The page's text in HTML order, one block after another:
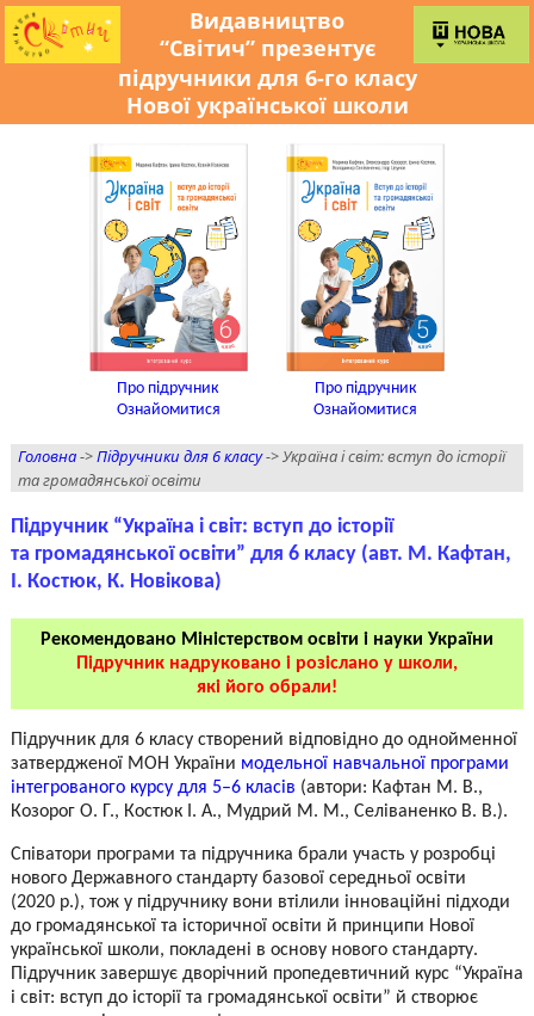
Видавництво
“Світич” презентує
підручники для 6-гокласу
Нової української школи
Про підручник
Ознайомитися
Про підручник
Ознайомитися
Головна->Підручники для 6 класу-> Україна і світ: вступ до історії
та громадянської освіти
Підручник “Україна і світ: вступ до історії
та громадянської освіти” для 6 класу (авт. М. Кафтан,
І. Костюк, К. Новікова)
Рекомендовано Міністерством освіти і науки України
Підручник надруковано і розіслано у школи,
які його обрали!
Підручник для 6 класу створений відповідно до однойменної
затвердженої МОН України модельної навчальної програми
інтегрованого курсу для 5–6 класів (автори: Кафтан М. В.,
Козорог О. Г., Костюк І. А., Мудрий М. М., Селіваненко В. В.).
Співатори програми та підручника брали участь у розробці
нового Державного стандарту базової середньої освіти
(2020 р.), тож у підручнику вони втілили інноваційні підходи
до громадянської та історичної освіти й принципи Нової
української школи, покладені в основу нового стандарту.
Підручник завершує дворічний пропедевтичний курс “Україна
і світ: вступ до історії та громадянської освіти” й створює